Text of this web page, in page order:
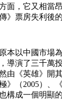
面，它又相當
》票房失利後
本以中國市
導演了三千萬
由《英雄》開
》（2005）
構成一個明顯